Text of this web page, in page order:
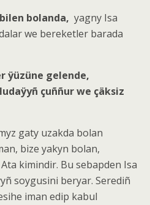
bolanda, yagny Isa
we bereketler barada
ÿüzüne gelende,
çuññur we çäksiz
gaty uzakda bolan
bize yakyn bolan,
kimindir. Bu sebapden Isa
soygusini beryar. Serediñ
iman edip kabul